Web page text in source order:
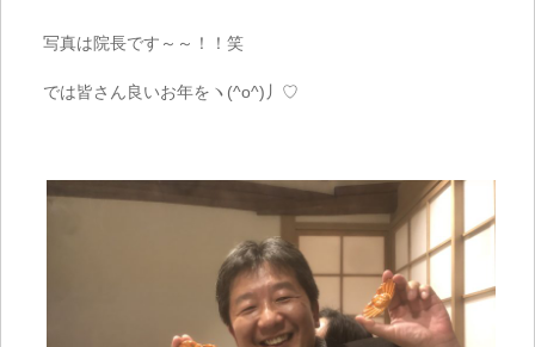
写真は院長です～～！！笑
では皆さん良いお年をヽ(^o^)丿♡